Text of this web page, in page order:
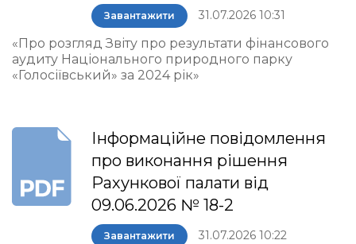
Завантажити 31.07.2026 10:31
«Про розгляд Звіту про результати фінансового
аудиту Національного природного парку
«Голосіївський» за 2024 рік»
Інформаційне повідомлення
про виконання рішення
Рахункової палати від
09.06.2026 № 18-2
Завантажити 31.07.2026 10:22